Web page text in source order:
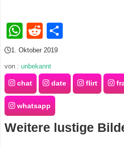
r
t
c
u
t
WhatsApp
Reddit
1. Oktober 2019
von : unbekannt
chat date flirt
whatsapp
Weitere lustige